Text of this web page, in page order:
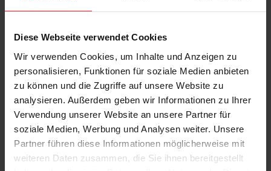
Diese Webseite verwendet Cookies
Wir verwenden Cookies, um Inhalte und Anzeigen zu
personalisieren, Funktionen für soziale Medien anbieten
zu können und die Zugriffe auf unsere Website zu
analysieren. Außerdem geben wir Informationen zu Ihrer
Verwendung unserer Website an unsere Partner für
soziale Medien, Werbung und Analysen weiter. Unsere
Partner führen diese Informationen möglicherweise mit
weiteren Daten zusammen, die Sie ihnen bereitgestellt
Trendthema energetische Sanierung
Veröffentlicht
am
5. September 2023
Wie machen Sie Ihre Immobilie zukunftssicher? Das Erreichen
der Klimaschutzziele und hohe Energiepreise erfordern ein
Umdenken in vielerlei Hinsicht. Es ist eines DER Trendthemen,
doch was genau ist eigentlich energetisches Sanieren?Bei einer